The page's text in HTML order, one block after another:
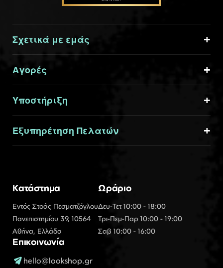
Σχετικά με εμάς
Αγορές
Υποστήριξη
Εξυπηρέτηση Πελατών
Κατάστημα
Εντός Στοάς Πεσματζόγλου
Πανεπιστημίου 39, 10564
Αθήνα, Ελλάδα
Ωράριο
Δευ-Τετ 10:00 - 18:00
Τρι-Πεμ-Παρ 10:00 - 19:00
Σαβ 10:00 - 16:00
Επικοινωνία
hello@lookshop.gr